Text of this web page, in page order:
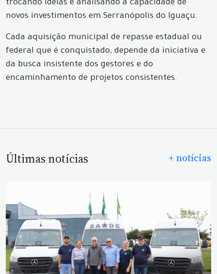
trocando ideias e analisando a capacidade de
novos investimentos em Serranópolis do Iguaçu.
Cada aquisição municipal de repasse estadual ou
federal que é conquistado, depende da iniciativa e
da busca insistente dos gestores e do
encaminhamento de projetos consistentes.
Últimas notícias + notícias